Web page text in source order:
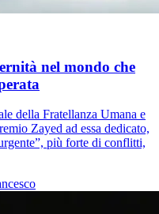
nel mondo che
della Fratellanza Umana e
Zayed ad essa dedicato,
più forte di conflitti,